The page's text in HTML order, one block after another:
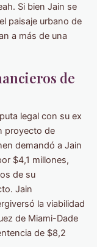
Si bien Jain se
paisaje urbano de
a más de una
de
legal con su ex
proyecto de
demandó a Jain
$4,1 millones,
de su
Jain
la viabilidad
de Miami-Dade
de $8,2